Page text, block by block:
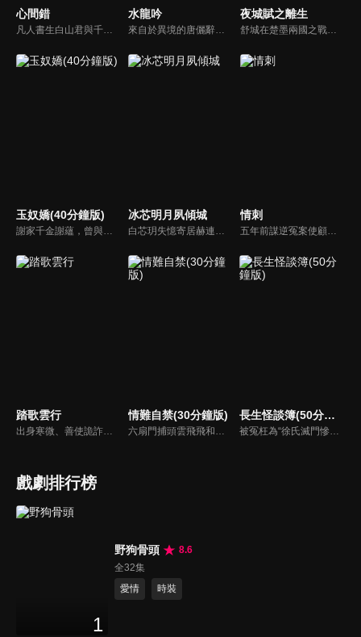
心間錯
凡人書生白山君與千年大妖柳扶風，因百年前的一場換心契約而命運相連。兩人共享同一顆心臟，在一心分為兩半的羈絆下，結下了跨越百年的深刻宿緣，卻也無奈深陷於人妖殊途的宿命掙扎與愛恨糾葛之中。在命運的指引下，這對身份對立的夥伴攜手行走人間，共同破解接踵而來的志怪奇案。
水龍吟
來自於異境的唐儷辭（羅雲熙 飾），師從周睇樓，後為隱居世外的國舅之子，在被構陷其涉及一滅門案，被迫捲入江湖紛爭之中。
夜城賦之離生
舒城在楚墨兩國之戰中落敗，並成為了墨國五皇女莫茴的魂器。失去自我意識的舒城跟隨姐姐莫茹回到墨國，面對失而復得的妹妹，莫茹欣喜又憂慮。為了保護親人和國家她棄醫從戎，甚至為了保護莫茴不惜被砍掉一條手臂，然而這一切都阻擋不了局勢的動盪不安...
玉奴嬌(40分鐘版) 冰芯明月夙傾城 情刺
五年前謀逆冤案使顧君遙滿門慘死，她委身神秘組織隱忍數載只為復仇，皇子岳瑾宸便是她復仇最好的刀。誰曾想宛如謫仙的白蓮竟是心思深沉的惡鬼，步步為營卻終成傀儡。一邊慾望肆意燃燒，一邊深宮危機重重，她該何去何從？
踏歌雲行 情難自禁(30分鐘版) 長生怪談簿(50分鐘版)
戲劇排行榜
1
野狗骨頭
8.6
全32集
愛情
時裝